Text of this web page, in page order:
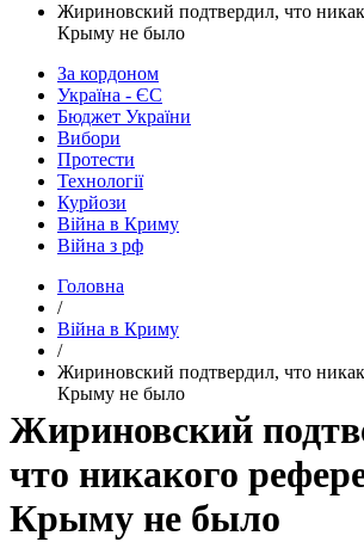
​Жириновский подтвердил, что
Крыму не было
За кордоном
Україна - ЄС
Бюджет України
Вибори
Протести
Технології
Курйози
Війна в Криму
Війна з рф
Головна
/
Війна в Криму
/
​Жириновский подтвердил, что
Крыму не было
​Жириновский
что никакого
Крыму не было